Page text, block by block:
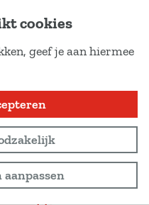
cookies
geef je aan hiermee
Download route